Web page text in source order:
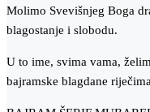
Molimo Svevišnjeg Boga
blagostanje i slobodu.
U to ime, svima vama,
bajramske blagdane